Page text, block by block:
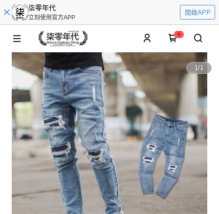
柒零年代
立刻使用官方APP
開啟APP
0
1/1